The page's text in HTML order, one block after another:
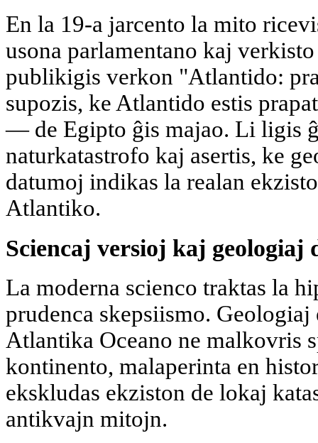
En la 19-a jarcento la mito
usona parlamentano kaj
publikigis verkon "Atlantido:
supozis, ke Atlantido estis
— de Egipto ĝis majao. Li ligis
naturkatastrofo kaj asertis, ke
datumoj indikas la realan
Atlantiko.
Sciencaj versioj kaj geologiaj
La moderna scienco traktas la
prudenca skepsiismo.
Atlantika Oceano ne malkovris
kontinento, malaperinta en
ekskludas ekziston de lokaj
antikvajn mitojn.